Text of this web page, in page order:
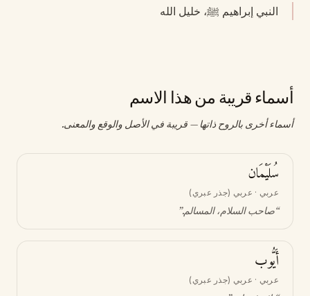
النبي إبراهيم ﷺ، خليل الله
أسماء قريبة من هذا الاسم
أسماء أخرى بالروح ذاتها — قريبة في الأصل والوقع والمعنى.
سُلَيْمَان
عربي · عربي (جذر عبري)
“صاحب السلام، المسالم.”
أَيُّوب
عربي · عربي (جذر عبري)